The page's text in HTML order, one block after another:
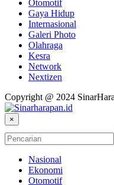
Otomotif
Gaya Hidup
Internasional
Galeri Photo
Olahraga
Kesra
Network
Nextizen
Copyright @ 2024
×
Nasional
Ekonomi
Otomotif